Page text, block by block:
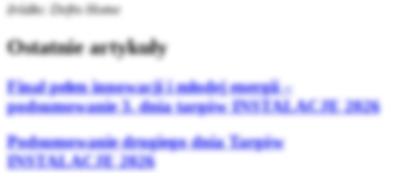
źródło: Defro Home
Ostatnie artykuły
Finał pełen innowacji i młodej energii –
podsumowanie 3. dnia targów INSTALACJE 2026
Podsumowanie drugiego dnia Targów
INSTALACJE 2026